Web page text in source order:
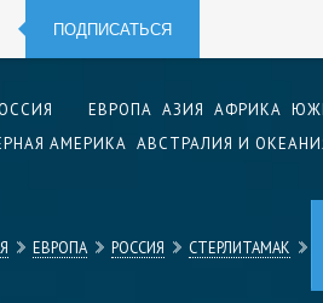
ПОДПИСАТЬСЯ
ЕВРОПА АЗИЯ АФРИКА
АМЕРИКА АВСТРАЛИЯ И
ЕВРОПА РОССИЯ СТЕРЛИТАМАК